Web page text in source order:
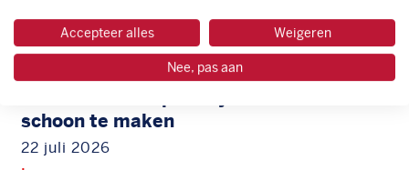
Grote schoonmaak voor de auto?
schoon te maken
22 juli 2026
Accepteer alles Weigeren
Nee, pas aan